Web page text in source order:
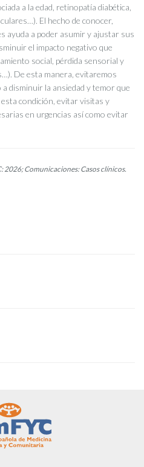
a la edad, retinopatía diabética,
El hecho de conocer,
ayuda a poder asumir y ajustar sus
el impacto negativo que
social, pérdida sensorial y
De esta manera, evitaremos
disminuir la ansiedad y temor que
condición, evitar visitas y
en urgencias así como evitar
2026; Comunicaciones: Casos clínicos.